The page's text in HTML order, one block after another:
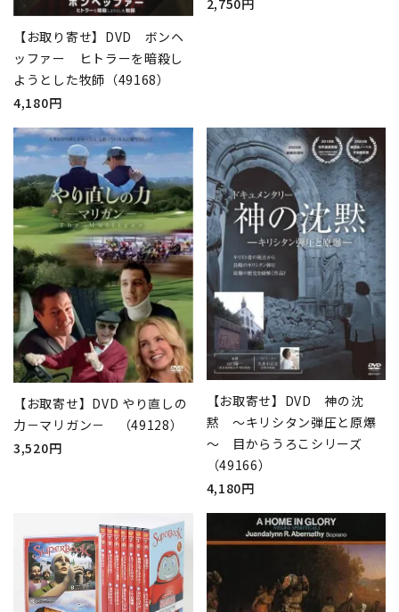
【お取り寄せ】DVD ボンヘ
ッファー ヒトラーを暗殺し
ようとした牧師（49168）
4,180円
2,750円
【お取寄せ】DVD やり直しの
力－マリガン－ （49128）
3,520円
【お取寄せ】DVD 神の沈
黙 ～キリシタン弾圧と原爆
～ 目からうろこシリーズ
（49166）
4,180円